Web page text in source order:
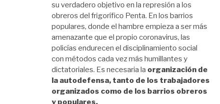
su verdadero objetivo en la represión a los
obreros del frigorífico Penta. En los barrios
populares, donde el hambre empieza a ser más
amenazante que el propio coronavirus, las
policías endurecen el disciplinamiento social
con métodos cada vez más humillantes y
dictatoriales. Es necesaria la organización de
la autodefensa, tanto de los trabajadores
organizados como de los barrios obreros
y populares.